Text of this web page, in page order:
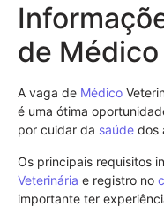
de
A vaga de Médico
é uma ótima
por cuidar da saúde dos
Os principais requisitos
Veterinária e registro no
importante ter